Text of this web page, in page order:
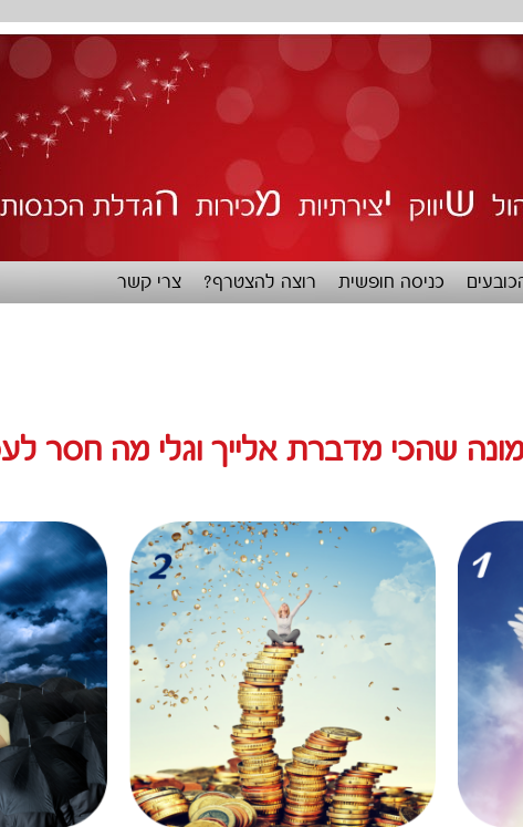
כניסה חופשית רוצה להצטרף? צרי קשר
שהכי מדברת אלייך ​וגלי מה חסר